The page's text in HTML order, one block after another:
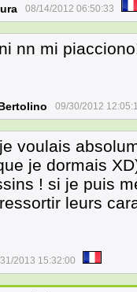
08/14/2012 06:50:33
nn mi
09/30/2012
voulais
je dormais
! si je puis
leurs
2013 15:32:00